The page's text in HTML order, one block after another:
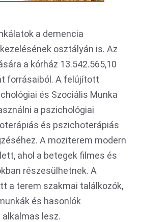
a demencia
osztályán is. Az
a kórház 13.542.565,10
forrásaiból. A felújított
és Szociális Munka
a pszichológiai
és pszichoterápiás
A moziterem modern
ahol a betegek filmes és
részesülhetnek. A
a terem szakmai találkozók,
és hasonlók
lesz.